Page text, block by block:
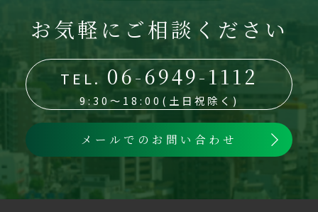
お気軽にご相談ください
TEL. 06-6949-1112
9:30～18:00(土日祝除く)
メールでのお問い合わせ